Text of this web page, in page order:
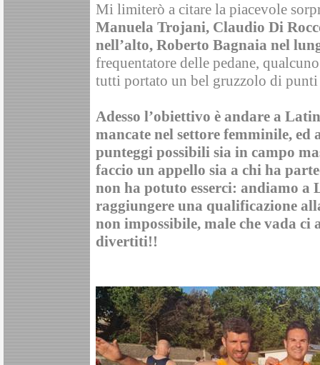
Mi limiterò a citare la piacevole
Manuela Trojani, Claudio Di
nell’alto, Roberto Bagnaia nel
frequentatore delle pedane,
tutti portato un bel gruzzolo di
Adesso l’obiettivo è andare a
mancate nel settore femminile,
punteggi possibili sia in campo
faccio un appello sia a chi ha
non ha potuto esserci: andiamo
raggiungere una qualificazione
non impossibile, male che vada ci
divertiti!!